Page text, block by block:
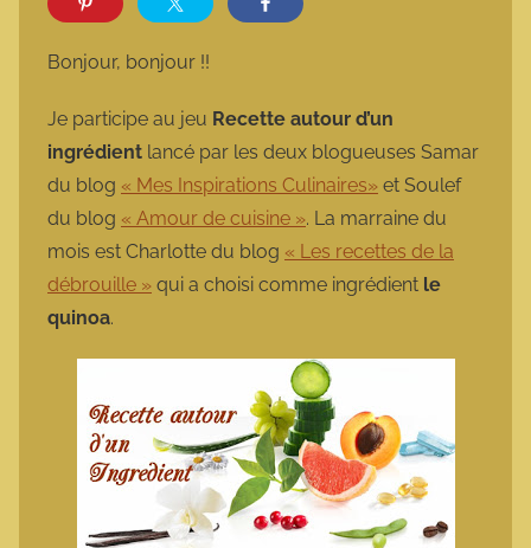
r
o
t
t
e
Bonjour, bonjour !!
Je participe au jeu Recette autour d’un
ingrédient lancé par les deux blogueuses Samar
du blog « Mes Inspirations Culinaires» et Soulef
du blog « Amour de cuisine ». La marraine du
mois est Charlotte du blog « Les recettes de la
débrouille » qui a choisi comme ingrédient le
quinoa.